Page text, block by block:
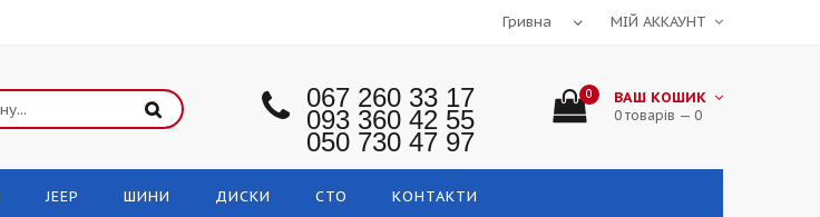
МІЙ АККАУНТ
067 260 33 17
093 360 42 55
050 730 47 97
0 ВАШ КОШИК
0 товарів — 0
JEEP ШИНИ ДИСКИ СТО КОНТАКТИ